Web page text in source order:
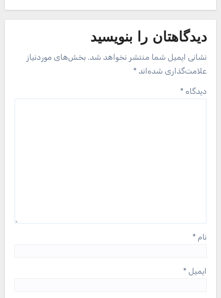
دیدگاهتان را بنویسید
نشانی ایمیل شما منتشر نخواهد شد. بخش‌های موردنیاز
علامت‌گذاری شده‌اند *
دیدگاه *
نام *
ایمیل *